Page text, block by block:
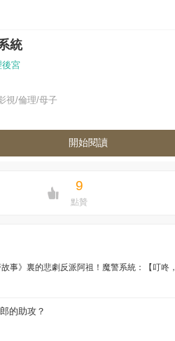
統
後宮
視/倫理/母子
開始閱讀
9
點贊
事》裏的悲劇反派阿祖！魔警系統：【叮
的助攻？